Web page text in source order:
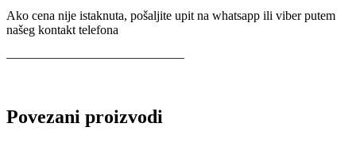
Ako cena nije istaknuta, pošaljite upit na whatsapp ili viber putem
našeg kontakt telefona
——————————————
Povezani proizvodi